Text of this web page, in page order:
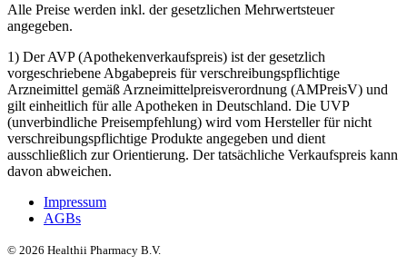
Alle Preise werden inkl. der gesetzlichen Mehrwertsteuer
angegeben.
1) Der AVP (Apothekenverkaufspreis) ist der gesetzlich
vorgeschriebene Abgabepreis für verschreibungspflichtige
Arzneimittel gemäß Arzneimittelpreisverordnung (AMPreisV) und
gilt einheitlich für alle Apotheken in Deutschland. Die UVP
(unverbindliche Preisempfehlung) wird vom Hersteller für nicht
verschreibungspflichtige Produkte angegeben und dient
ausschließlich zur Orientierung. Der tatsächliche Verkaufspreis kann
davon abweichen.
Impressum
AGBs
© 2026 Healthii Pharmacy B.V.